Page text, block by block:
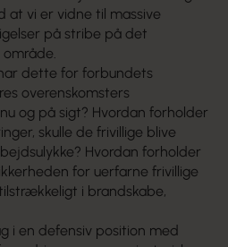
at vi er vidne til massive
på stribe på det
område.
dette for forbundets
overenskomsters
og på sigt? Hvordan forholder
skulle de frivillige blive
Hvordan forholder
for uerfarne frivillige
i brandskabe,
i en defensiv position med